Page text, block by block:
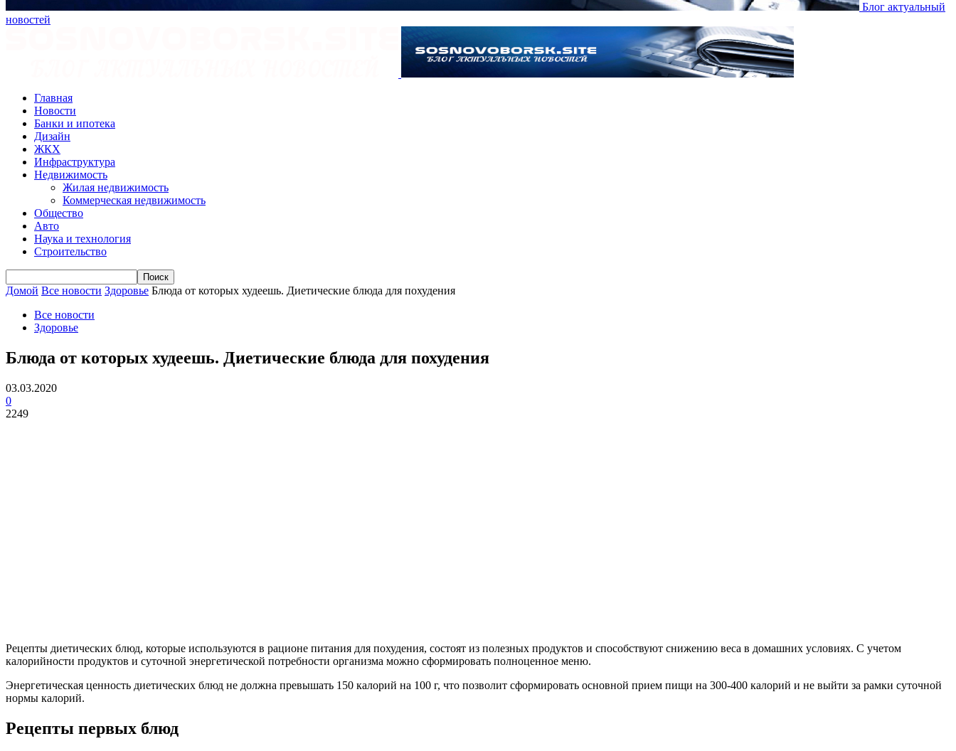
Блог актуальный
новостей
Главная
Новости
Банки и ипотека
Дизайн
ЖКХ
Инфраструктура
Недвижимость
Жилая недвижимость
Коммерческая недвижимость
Общество
Авто
Наука и технология
Строительство
Домой Все новости Здоровье Блюда от которых худеешь. Диетические блюда для похудения
Все новости
Здоровье
Блюда от которых худеешь. Диетические блюда для похудения
03.03.2020
0
2249
Рецепты диетических блюд, которые используются в рационе питания для похудения, состоят из полезных продуктов и способствуют снижению веса в домашних условиях. С учетом
калорийности продуктов и суточной энергетической потребности организма можно сформировать полноценное меню.
Энергетическая ценность диетических блюд не должна превышать 150 калорий на 100 г, что позволит сформировать основной прием пищи на 300-400 калорий и не выйти за рамки суточной
нормы калорий.
Рецепты первых блюд